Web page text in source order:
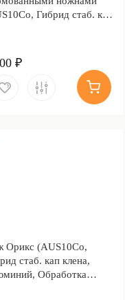
Гибрид стаб. кап
₽
Орикс (AUS10Co,
стаб. кап клена,
Обработка